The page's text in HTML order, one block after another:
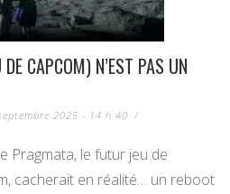
CAPCOM) N’EST PAS UN
2025 - 14 h 40 /
Pragmata, le futur jeu de
cacherait en réalité… un reboot